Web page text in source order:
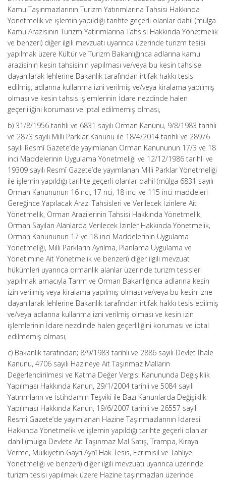
Kamu Taşınmazlarının Turizm Yatırımlarına Tahsisi Hakkında
Yönetmelik ve işlemin yapıldığı tarihte geçerli olanlar dahil (mülga
Kamu Arazisinin Turizm Yatırımlarına Tahsisi Hakkında Yönetmelik
ve benzeri) diğer ilgili mevzuatı uyarınca üzerinde turizm tesisi
yapılmak üzere Kültür ve Turizm Bakanlığınca adlarına kamu
arazisinin kesin tahsisinin yapılması ve/veya bu kesin tahsise
dayanılarak lehlerine Bakanlık tarafından irtifak hakkı tesis
edilmiş, adlarına kullanma izni verilmiş ve/veya kiralama yapılmış
olması ve kesin tahsis işlemlerinin İdare nezdinde halen
geçerliliğini koruması ve iptal edilmemiş olması,
b) 31/8/1956 tarihli ve 6831 sayılı Orman Kanunu, 9/8/1983 tarihli
ve 2873 sayılı Milli Parklar Kanunu ile 18/4/2014 tarihli ve 28976
sayılı Resmî Gazete’de yayımlanan Orman Kanununun 17/3 ve 18
inci Maddelerinin Uygulama Yönetmeliği ve 12/12/1986 tarihli ve
19309 sayılı Resmî Gazete’de yayımlanan Milli Parklar Yönetmeliği
ile işlemin yapıldığı tarihte geçerli olanlar dahil (mülga 6831 sayılı
Orman Kanununun 16 ncı, 17 nci, 18 inci ve 115 inci maddeleri
Gereğince Yapılacak Arazi Tahsisleri ve Verilecek İzinlere Ait
Yönetmelik, Orman Arazilerinin Tahsisi Hakkında Yönetmelik,
Orman Sayılan Alanlarda Verilecek İzinler Hakkında Yönetmelik,
Orman Kanununun 17 ve 18 inci Maddelerinin Uygulama
Yönetmeliği, Milli Parkların Ayrılma, Planlama Uygulama ve
Yönetimine Ait Yönetmelik ve benzeri) diğer ilgili mevzuat
hükümleri uyarınca ormanlık alanlar üzerinde turizm tesisleri
yapılmak amacıyla Tarım ve Orman Bakanlığınca adlarına kesin
izin verilmiş veya kiralama yapılmış olması ve/veya bu kesin izne
dayanılarak lehlerine Bakanlık tarafından irtifak hakkı tesis edilmiş
ve/veya adlarına kullanma izni verilmiş olması ve kesin izin
işlemlerinin İdare nezdinde halen geçerliliğini koruması ve iptal
edilmemiş olması,
c) Bakanlık tarafından; 8/9/1983 tarihli ve 2886 sayılı Devlet İhale
Kanunu, 4706 sayılı Hazineye Ait Taşınmaz Malların
Değerlendirilmesi ve Katma Değer Vergisi Kanununda Değişiklik
Yapılması Hakkında Kanun, 29/1/2004 tarihli ve 5084 sayılı
Yatırımların ve İstihdamın Teşviki ile Bazı Kanunlarda Değişiklik
Yapılması Hakkında Kanun, 19/6/2007 tarihli ve 26557 sayılı
Resmî Gazete’de yayımlanan Hazine Taşınmazlarının İdaresi
Hakkında Yönetmelik ve işlemin yapıldığı tarihte geçerli olanlar
dahil (mülga Devlete Ait Taşınmaz Mal Satış, Trampa, Kiraya
Verme, Mülkiyetin Gayri Aynî Hak Tesis, Ecrimisil ve Tahliye
Yönetmeliği ve benzeri) diğer ilgili mevzuatı uyarınca üzerinde
turizm tesisi yapılmak üzere Hazine taşınmazları üzerinde